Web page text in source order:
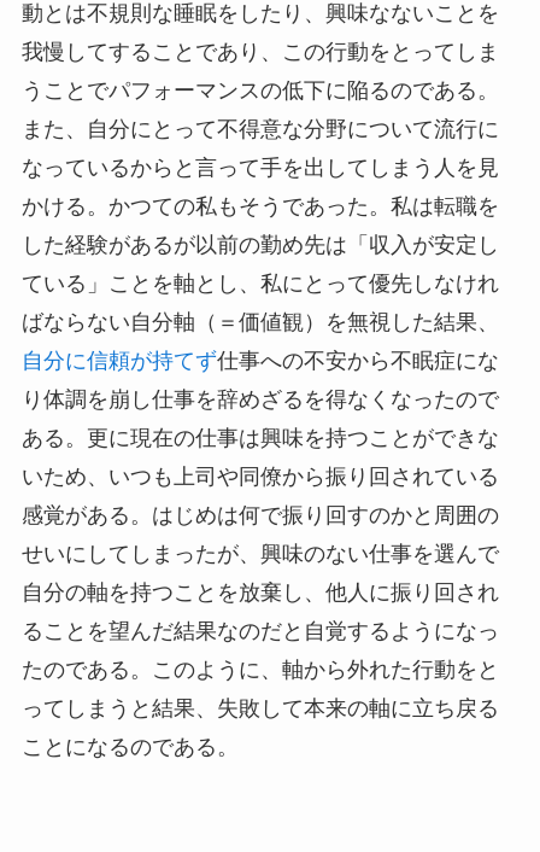
動とは不規則な睡眠をしたり、興味なないことを
我慢してすることであり、この行動をとってしま
うことでパフォーマンスの低下に陥るのである。
また、自分にとって不得意な分野について流行に
なっているからと言って手を出してしまう人を見
かける。かつての私もそうであった。私は転職を
した経験があるが以前の勤め先は「収入が安定し
ている」ことを軸とし、私にとって優先しなけれ
ばならない自分軸（＝価値観）を無視した結果、
自分に信頼が持てず仕事への不安から不眠症にな
り体調を崩し仕事を辞めざるを得なくなったので
ある。更に現在の仕事は興味を持つことができな
いため、いつも上司や同僚から振り回されている
感覚がある。はじめは何で振り回すのかと周囲の
せいにしてしまったが、 興味のない仕事を選んで
自分の軸を持つことを放棄し、他人に振り回され
ることを望んだ結果なのだと自覚するようになっ
たのである。このように、軸から外れた行動をと
ってしまうと結果、失敗して本来の軸に立ち戻る
ことになるのである。